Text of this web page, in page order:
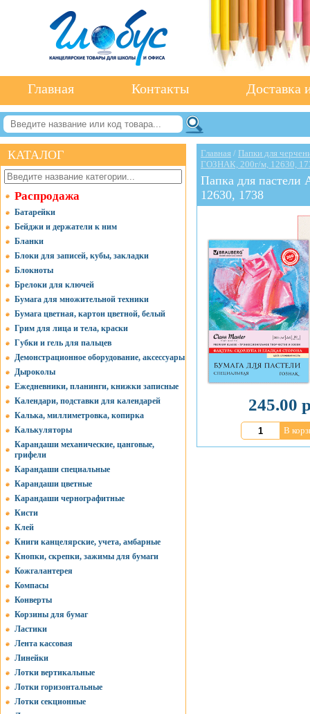
Главная Контакты Доставка
КАТАЛОГ
Распродажа
Батарейки
Бейджи и держатели к ним
Бланки
Блоки для записей, кубы, закладки
Блокноты
Брелоки для ключей
Бумага для множительной техники
Бумага цветная, картон цветной, белый
Грим для лица и тела, краски
Губки и гель для пальцев
Демонстрационное оборудование, аксессуары
Дыроколы
Ежедневники, планинги, книжки записные
Календари, подставки для календарей
Калька, миллиметровка, копирка
Калькуляторы
Карандаши механические, цанговые,
грифели
Карандаши специальные
Карандаши цветные
Карандаши чернографитные
Кисти
Клей
Книги канцелярские, учета, амбарные
Кнопки, скрепки, зажимы для бумаги
Кожгалантерея
Компасы
Конверты
Корзины для бумаг
Ластики
Лента кассовая
Линейки
Лотки вертикальные
Лотки горизонтальные
Лотки секционные
Главная / Папки для
ГОЗНАК, 200г/м, 12630,
Папка для пастели
12630, 1738
245.00
В